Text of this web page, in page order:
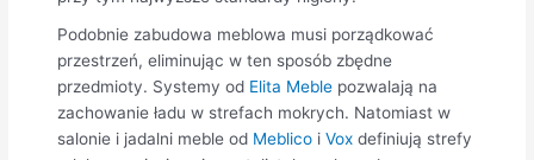
Podobnie zabudowa meblowa musi porządkować
przestrzeń, eliminując w ten sposób zbędne
przedmioty. Systemy od Elita Meble pozwalają na
zachowanie ładu w strefach mokrych. Natomiast w
salonie i jadalni meble od Meblico iVox definiują strefy